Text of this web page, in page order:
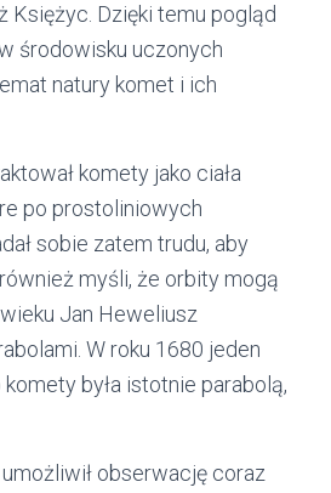
Księżyc. Dzięki temu pogląd
środowisku uczonych
natury komet i ich
komety jako ciała
po prostoliniowych
sobie zatem trudu, aby
myśli, że orbity mogą
Jan Heweliusz
W roku 1680 jeden
była istotnie parabolą,
obserwację coraz